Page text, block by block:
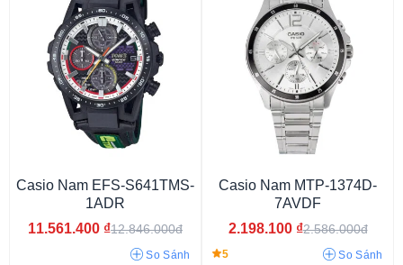
Casio Nam EFS-S641TMS-
1ADR
11.561.400 ₫12.846.000đ
So Sánh
Casio Nam MTP-1374D-
7AVDF
2.198.100 ₫2.586.000đ
5 So Sánh